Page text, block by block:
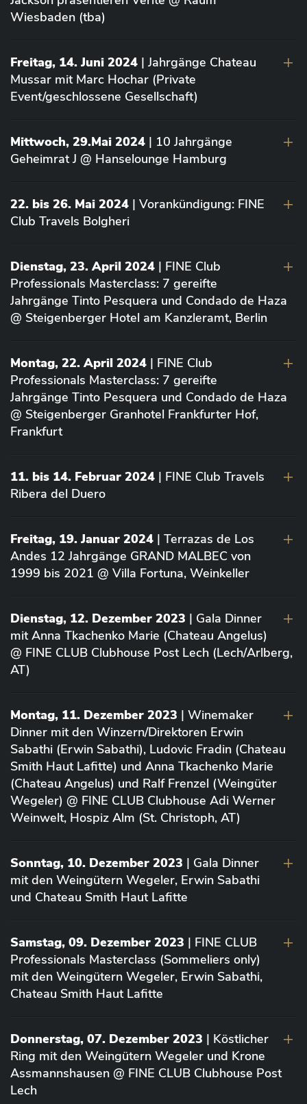
Wiesbaden (tba)
Freitag, 14. Juni 2024 | Jahrgänge Chateau
Mussar mit Marc Hochar (Private
Event/geschlossene Gesellschaft)
Mittwoch, 29.Mai 2024 | 10 Jahrgänge
Geheimrat J @ Hanselounge Hamburg
22. bis 26. Mai 2024 | Vorankündigung: FINE
Club Travels Bolgheri
Dienstag, 23. April 2024 | FINE Club
Professionals Masterclass: 7 gereifte
Jahrgänge Tinto Pesquera und Condado de Haza
@ Steigenberger Hotel am Kanzleramt, Berlin
Montag, 22. April 2024 | FINE Club
Professionals Masterclass: 7 gereifte
Jahrgänge Tinto Pesquera und Condado de Haza
@ Steigenberger Granhotel Frankfurter Hof,
Frankfurt
11. bis 14. Februar 2024 | FINE Club Travels
Ribera del Duero
Freitag, 19. Januar 2024 | Terrazas de Los
Andes 12 Jahrgänge GRAND MALBEC von
1999 bis 2021 @ Villa Fortuna, Weinkeller
Dienstag, 12. Dezember 2023 | Gala Dinner
mit Anna Tkachenko Marie (Chateau Angelus)
@ FINE CLUB Clubhouse Post Lech (Lech/Arlberg,
AT)
Montag, 11. Dezember 2023 | Winemaker
Dinner mit den Winzern/Direktoren Erwin
Sabathi (Erwin Sabathi), Ludovic Fradin (Chateau
Smith Haut Lafitte) und Anna Tkachenko Marie
(Chateau Angelus) und Ralf Frenzel (Weingüter
Wegeler) @ FINE CLUB Clubhouse Adi Werner
Weinwelt, Hospiz Alm (St. Christoph, AT)
Sonntag, 10. Dezember 2023 | Gala Dinner
mit den Weingütern Wegeler, Erwin Sabathi
und Chateau Smith Haut Lafitte
Samstag, 09. Dezember 2023 | FINE CLUB
Professionals Masterclass (Sommeliers only)
mit den Weingütern Wegeler, Erwin Sabathi,
Chateau Smith Haut Lafitte
Donnerstag, 07. Dezember 2023 | Köstlicher
Ring mit den Weingütern Wegeler und Krone
Assmannshausen @ FINE CLUB Clubhouse Post
Lech